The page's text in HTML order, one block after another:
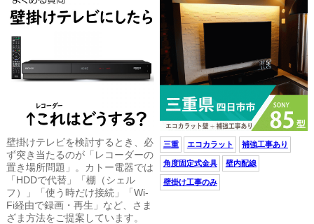
壁掛けテレビを検討するとき、必
ず突き当たるのが「レコーダーの
置き場所問題」。カトー電器では
「HDDで代替」「棚（シェル
フ）」「使う時だけ接続」「Wi-
Fi経由で録画・再生」など、さま
ざま方法をご提案しています。
三重 エコカラット 補強工事あり
角度固定式金具 壁内配線
壁掛け工事のみ